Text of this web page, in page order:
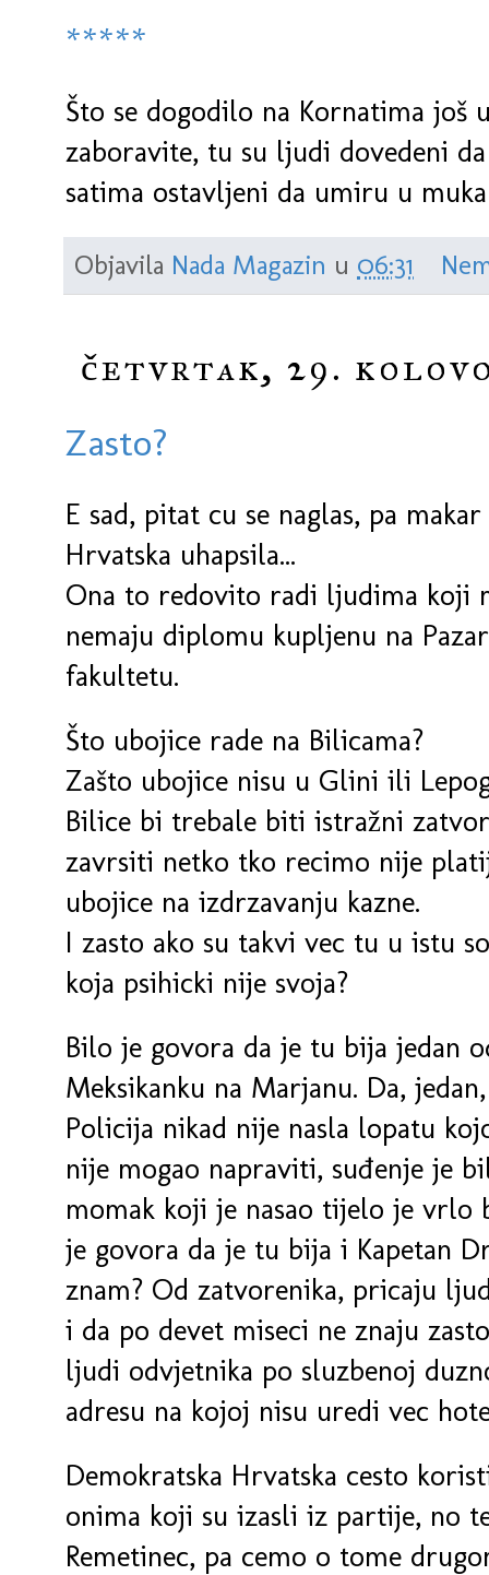
*****
Što se dogodilo na Kornatima još
zaboravite, tu su ljudi dovedeni
satima ostavljeni da umiru u
Objavila Nada Magazin u 06:31
četvrtak, 29.
Zasto?
E sad, pitat cu se naglas, pa
Hrvatska uhapsila...
Ona to redovito radi ljudima koji
nemaju diplomu kupljenu na
fakultetu.
Što ubojice rade na Bilicama?
Zašto ubojice nisu u Glini ili
Bilice bi trebale biti istražni
zavrsiti netko tko recimo nije
ubojice na izdrzavanju kazne.
I zasto ako su takvi vec tu u istu
koja psihicki nije svoja?
Bilo je govora da je tu bija jedan
Meksikanku na Marjanu. Da,
Policija nikad nije nasla lopatu
nije mogao napraviti, suđenje je
momak koji je nasao tijelo je
je govora da je tu bija i Kapetan
znam? Od zatvorenika, pricaju
i da po devet miseci ne znaju
ljudi odvjetnika po sluzbenoj
adresu na kojoj nisu uredi vec
Demokratska Hrvatska cesto
onima koji su izasli iz partije, no
Remetinec, pa cemo o tome